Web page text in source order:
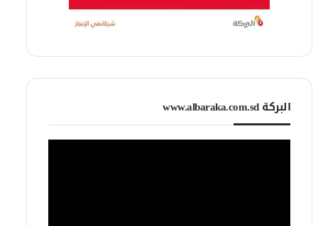
البركة www.albaraka.com.sd